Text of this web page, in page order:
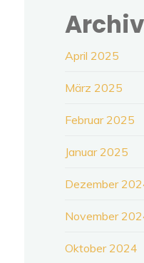
April 2025
März 2025
Februar 2025
Januar 2025
Dezember
November
Oktober 2024